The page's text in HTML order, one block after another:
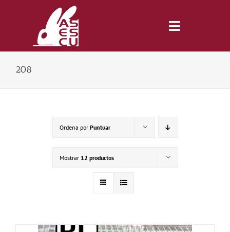
Toggle
Inicio
208
Ordena por Puntuar
Mostrar 12 productos